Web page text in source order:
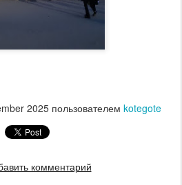
2025пользователем kotegote
комментарий